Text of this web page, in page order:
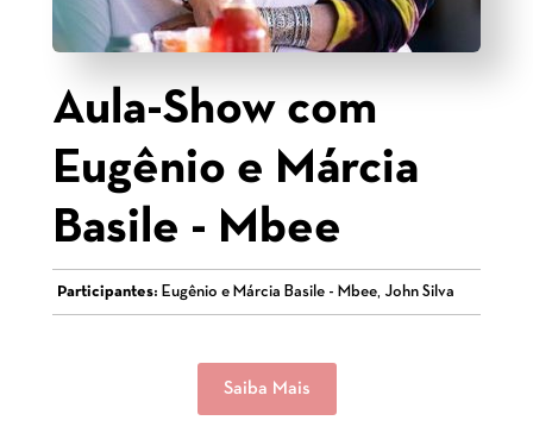
Aula-Show com
Eugênio e Márcia
Basile - Mbee
Participantes: Eugênio e Márcia Basile - Mbee, John Silva
Saiba Mais